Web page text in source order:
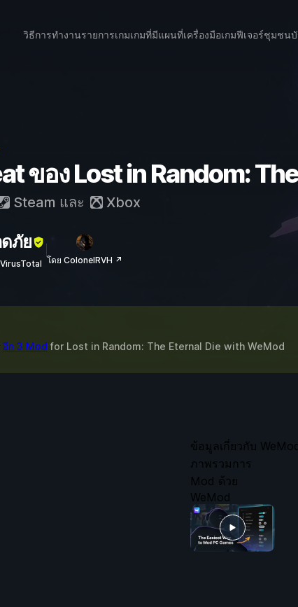
วิธีการทำงานรายการเกมเกมที่มีแผนที่เครื่องมือเกมฟีเจอร์ชุมชน
ของ Lost in Random:
Steam และ Xbox
ภัย
โดย ColonelRVH ↗
อีก 3 Mod for Lost in Random: The Eternal Die with WeMod
ข้อมูลเกี่ยวกับ
ภาพรวมการ
Mod ด้วย
WeMod